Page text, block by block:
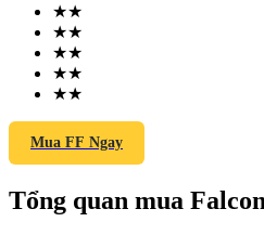
COIN-M Futures
★★
★★
★★
★★
★★
Mua FF Ngay
Tổng quan mua